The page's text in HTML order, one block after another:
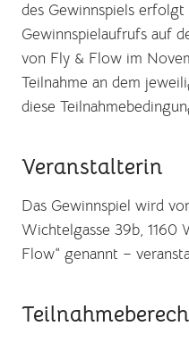
des Gewinnspiels erfolgt
Gewinnspielaufrufs auf
von Fly & Flow im
Teilnahme an dem
diese
Veranstalterin
Das Gewinnspiel wird
Wichtelgasse 39b, 1160
Flow“ genannt –